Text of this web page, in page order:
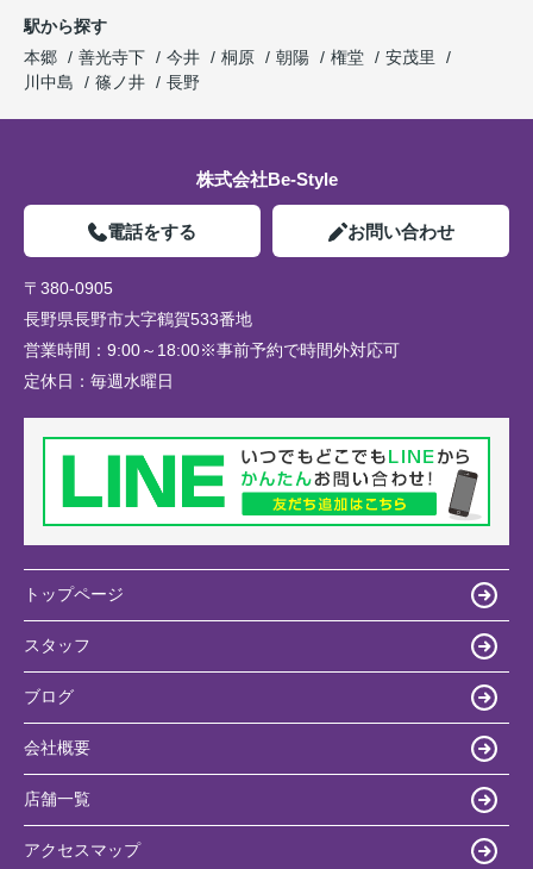
駅から探す
本郷
善光寺下 今井 桐原 朝陽 権堂
安茂里
川中島
篠ノ井 長野
株式会社Be-Style
電話をする お問い合わせ
〒380-0905
長野県長野市大字鶴賀533番地
営業時間： 9:00～18:00※事前予約で時間外対応可
定休日： 毎週水曜日
トップページ
スタッフ
ブログ
会社概要
店舗一覧
アクセスマップ